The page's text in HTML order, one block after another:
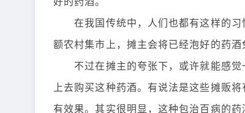
在我国传统中，人们也都有这样的习
额农村集市上，摊主会将已经泡好的药
不过在摊主的夸张下，或许就能感觉
上去购买这种药酒。有说法是这些摊贩
有效果。其实很明显，这种包治百病的药